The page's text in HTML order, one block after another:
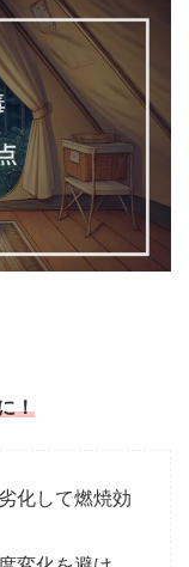
！
化して燃焼効